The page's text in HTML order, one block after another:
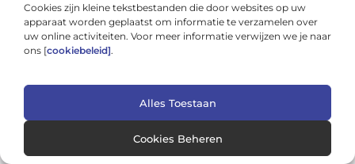
Cookies zijn kleine tekstbestanden die door websites op uw
apparaat worden geplaatst om informatie te verzamelen over
uw online activiteiten. Voor meer informatie verwijzen we je naar
ons [cookiebeleid].
Alles Toestaan
Cookies Beheren
WONING EN TUIN
Doelgerichte gids voor schoon, veilig en